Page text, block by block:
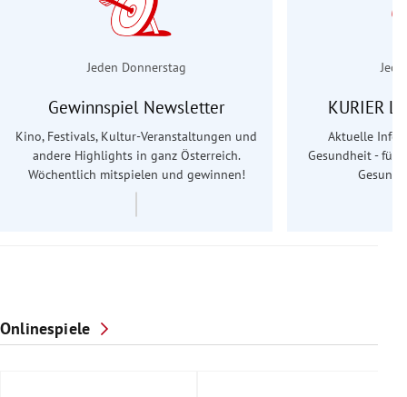
Jeden Donnerstag
Gewinnspiel Newsletter
Kino, Festivals, Kultur-Veranstaltungen und
andere Highlights in ganz Österreich.
Wöchentlich mitspielen und gewinnen!
KURIER
Aktuelle
Gesundheit - für
Onlinespiele